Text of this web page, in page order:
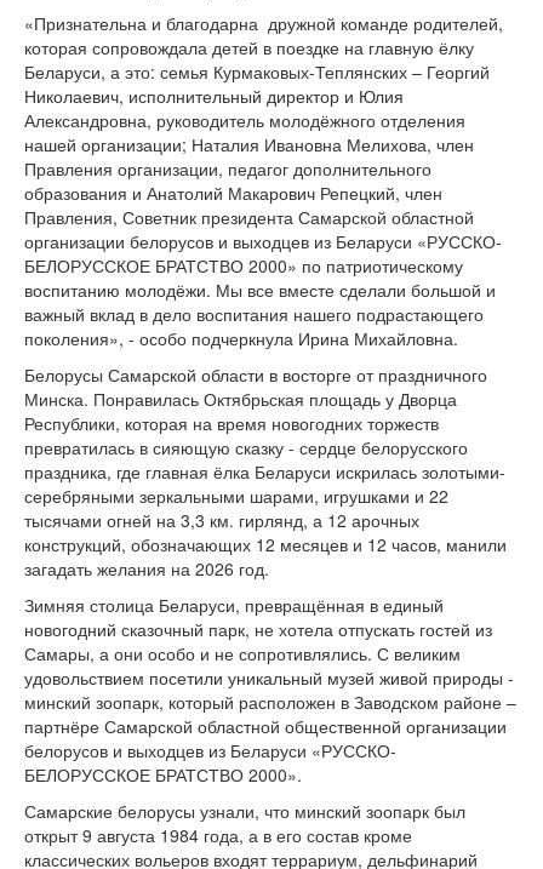
«Признательна и благодарна дружной команде родителей,
которая сопровождала детей в поездке на главную ёлку
Беларуси, а это: семья Курмаковых-Теплянских – Георгий
Николаевич, исполнительный директор и Юлия
Александровна, руководитель молодёжного отделения
нашей организации; Наталия Ивановна Мелихова, член
Правления организации, педагог дополнительного
образования и Анатолий Макарович Репецкий, член
Правления, Советник президента Самарской областной
организации белорусов и выходцев из Беларуси «РУССКО-
БЕЛОРУССКОЕ БРАТСТВО 2000» по патриотическому
воспитанию молодёжи. Мы все вместе сделали большой и
важный вклад в дело воспитания нашего подрастающего
поколения», - особо подчеркнула Ирина Михайловна.
Белорусы Самарской области в восторге от праздничного
Минска. Понравилась Октябрьская площадь у Дворца
Республики, которая на время новогодних торжеств
превратилась в сияющую сказку - сердце белорусского
праздника, где главная ёлка Беларуси искрилась золотыми-
серебряными зеркальными шарами, игрушками и 22
тысячами огней на 3,3 км. гирлянд, а 12 арочных
конструкций, обозначающих 12 месяцев и 12 часов, манили
загадать желания на 2026 год.
Зимняя столица Беларуси, превращённая в единый
новогодний сказочный парк, не хотела отпускать гостей из
Самары, а они особо и не сопротивлялись. С великим
удовольствием посетили уникальный музей живой природы -
минский зоопарк, который расположен в Заводском районе –
партнёре Самарской областной общественной организации
белорусов и выходцев из Беларуси «РУССКО-
БЕЛОРУССКОЕ БРАТСТВО 2000».
Самарские белорусы узнали, что минский зоопарк был
открыт 9 августа 1984 года, а в его состав кроме
классических вольеров входят террариум, дельфинарий